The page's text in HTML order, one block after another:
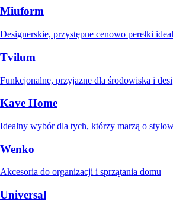
Miuform
Designerskie, przystępne cenowo perełki
Tvilum
Funkcjonalne, przyjazne dla środowiska i
Kave Home
Idealny wybór dla tych, którzy marzą o
Wenko
Akcesoria do organizacji i sprzątania domu
Universal